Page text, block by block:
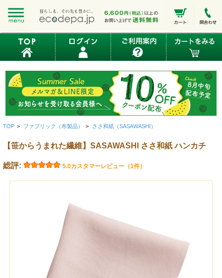
TOP > ファブリック（布製品） > ささ和紙（SASAWASHI）
【笹からうまれた繊維】SASAWASHI ささ和紙 ハンカチ
総評: 5.0カスタマーレビュー（1件）